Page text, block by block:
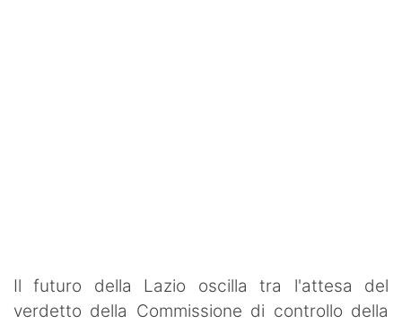
Il futuro della Lazio oscilla tra l'attesa del
verdetto della Commissione di controllo della